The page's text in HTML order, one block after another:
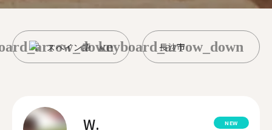
スペイン語 長沙市
keyboard_arrow_down
W. NEW